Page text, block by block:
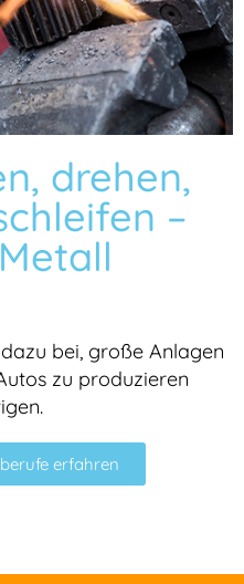
drehen,
–
bei, große Anlagen
zu produzieren
erfahren